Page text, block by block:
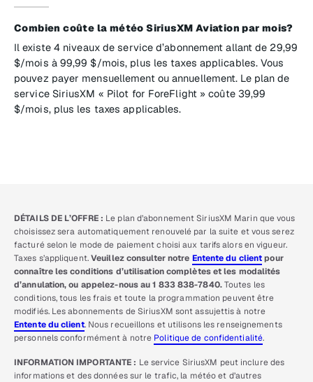
Combien coûte la météo SiriusXM Aviation par mois?
Il existe 4 niveaux de service d’abonnement allant de 29,99
$/mois à 99,99 $/mois, plus les taxes applicables. Vous
pouvez payer mensuellement ou annuellement. Le plan de
service SiriusXM « Pilot for ForeFlight » coûte 39,99
$/mois, plus les taxes applicables.
DÉTAILS DE L’OFFRE : Le plan d’abonnement SiriusXM Marin que vous
choisissez sera automatiquement renouvelé par la suite et vous serez
facturé selon le mode de paiement choisi aux tarifs alors en vigueur.
Taxes s’appliquent.Veuillez consulter notre Entente du clientpour
connaître les conditions d’utilisation complètes et les modalités
d’annulation, ou appelez-nous au 1 833 838-7840.Toutes les
conditions, tous les frais et toute la programmation peuvent être
modifiés. Les abonnements de SiriusXM sont assujettis à notre
Entente du client. Nous recueillons et utilisons les renseignements
personnels conformément à notre Politique de confidentialité.
INFORMATION IMPORTANTE : Le service SiriusXM peut inclure des
informations et des données sur le trafic, la météo et d’autres